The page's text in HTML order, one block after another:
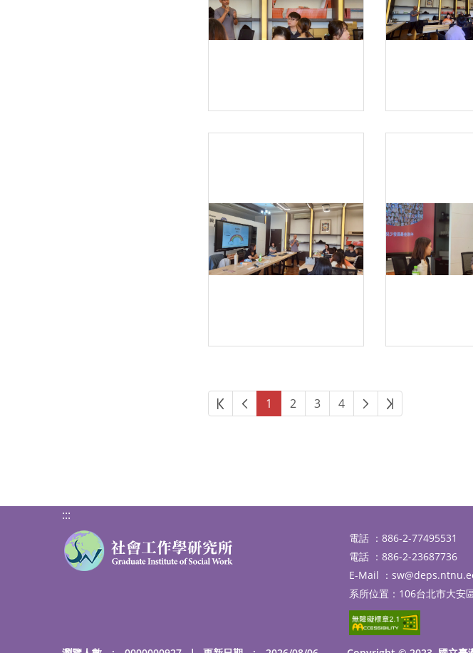
第一頁上一頁
1 2 3 4 下一頁最後頁
:::
電話 ：886-2-77495531
電話 ：886-2-23687736
E-Mail ：
系所位置：106台北市大安